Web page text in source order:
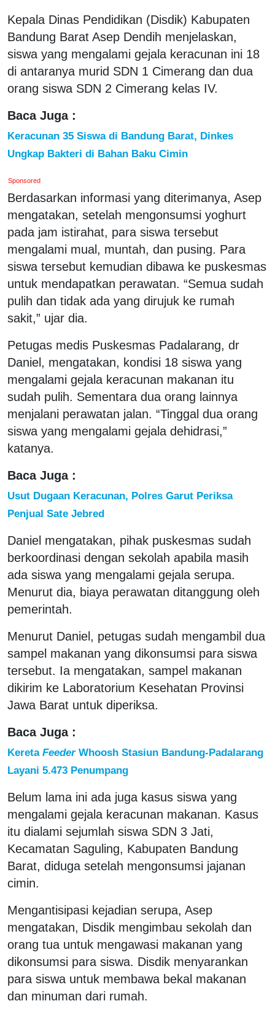
Kepala Dinas Pendidikan (Disdik) Kabupaten
Bandung Barat Asep Dendih menjelaskan,
siswa yang mengalami gejala keracunan ini 18
di antaranya murid SDN 1 Cimerang dan dua
orang siswa SDN 2 Cimerang kelas IV.
Baca Juga :
Keracunan 35 Siswa di Bandung Barat, Dinkes
Ungkap Bakteri di Bahan Baku Cimin
Sponsored
Berdasarkan informasi yang diterimanya, Asep
mengatakan, setelah mengonsumsi yoghurt
pada jam istirahat, para siswa tersebut
mengalami mual, muntah, dan pusing. Para
siswa tersebut kemudian dibawa ke puskesmas
untuk mendapatkan perawatan. “Semua sudah
pulih dan tidak ada yang dirujuk ke rumah
sakit,” ujar dia.
Petugas medis Puskesmas Padalarang, dr
Daniel, mengatakan, kondisi 18 siswa yang
mengalami gejala keracunan makanan itu
sudah pulih. Sementara dua orang lainnya
menjalani perawatan jalan. “Tinggal dua orang
siswa yang mengalami gejala dehidrasi,”
katanya.
Baca Juga :
Usut Dugaan Keracunan, Polres Garut Periksa
Penjual Sate Jebred
Daniel mengatakan, pihak puskesmas sudah
berkoordinasi dengan sekolah apabila masih
ada siswa yang mengalami gejala serupa.
Menurut dia, biaya perawatan ditanggung oleh
pemerintah.
Menurut Daniel, petugas sudah mengambil dua
sampel makanan yang dikonsumsi para siswa
tersebut. Ia mengatakan, sampel makanan
dikirim ke Laboratorium Kesehatan Provinsi
Jawa Barat untuk diperiksa.
Baca Juga :
Kereta FeederWhoosh Stasiun Bandung-Padalarang
Layani 5.473 Penumpang
Belum lama ini ada juga kasus siswa yang
mengalami gejala keracunan makanan. Kasus
itu dialami sejumlah siswa SDN 3 Jati,
Kecamatan Saguling, Kabupaten Bandung
Barat, diduga setelah mengonsumsi jajanan
cimin.
Mengantisipasi kejadian serupa, Asep
mengatakan, Disdik mengimbau sekolah dan
orang tua untuk mengawasi makanan yang
dikonsumsi para siswa. Disdik menyarankan
para siswa untuk membawa bekal makanan
dan minuman dari rumah.